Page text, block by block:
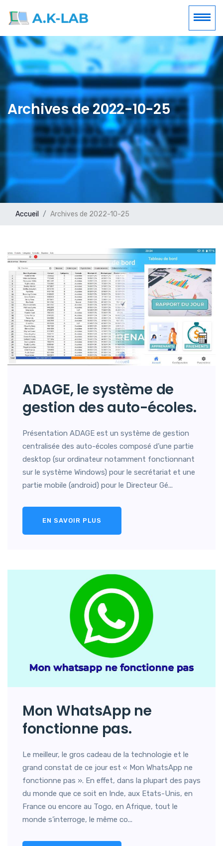
Archives de 2022-10-25
Accueil Archives de 2022-10-25
ADAGE, le système de
gestion des auto-écoles.
Présentation ADAGE est un système de gestion
centralisée des auto-écoles composé d’une partie
desktop (sur ordinateur notamment fonctionnant
sur le système Windows) pour le secrétariat et une
partie mobile (android) pour le Directeur Gé...
EN SAVOIR PLUS
Mon WhatsApp ne
fonctionne pas.
Le meilleur, le gros cadeau de la technologie et le
grand constat de ce jour est « Mon WhatsApp ne
fonctionne pas ». En effet, dans la plupart des pays
du monde que ce soit en Inde, aux Etats-Unis, en
France ou encore au Togo, en Afrique, tout le
monde s’interroge, le même co...